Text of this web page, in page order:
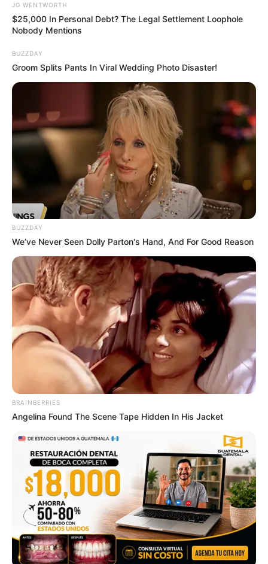
วันนี้ดีกว่าหลายวันที่ผ่านมา ผลของบุญที่ทำมาส่ง
ผลทำให้ท่านมีความสุข การงานได้รับความร่วมมือ
ช่วยเหลืออย่างดี งานส่วนตัวลูกค้าให้ความสนใจ
ด้านการเงินแม้จะได้เข้ามาช้าหน่อย แต่ชัวร์ มีเกณฑ์
ดวงคนเกิดวันพฤหัสบดี
ไพ่ประจำวันของท่านในวันนี้ คือ ไพ่จากลา
ต้องระวังป่วยหน่อย ดวงวันนี้มีเกณฑ์เสี่ยงติดโรค
ทางเดินหายใจ การเงินไม่สู้ดีระวังถูกหลอก ถูก
เบียดเบียนได้ การงานอาจต้องปวดหัวเพราะมีคน
มาลาออก หรือหยุดงานกะทันหัน ทำให้ท่านต้องรับ
ผิดชอบแทน
ดวงคนเกิดวันศุกร์
ไพ่ประจำวันของท่านในวันนี้ คือ ไพ่ทรัพย์สมบัติ
JG WENTWORTH
$25,000 In Personal Debt? The Legal Settlement Loophole
Nobody Mentions
BUZZDAY
Groom Splits Pants In Viral Wedding Photo Disaster!
BUZZDAY
We’ve Never Seen Dolly Parton's Hand, And For Good Reason
BRAINBERRIES
Angelina Found The Scene Tape Hidden In His Jacket